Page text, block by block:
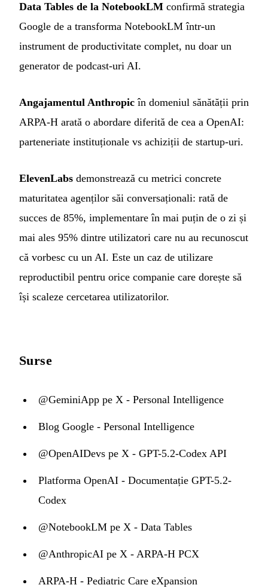
Data Tables de la NotebookLM confirmă strategia
Google de a transforma NotebookLM într-un
instrument de productivitate complet, nu doar un
generator de podcast-uri AI.
Angajamentul Anthropic în domeniul sănătății prin
ARPA-H arată o abordare diferită de cea a OpenAI:
parteneriate instituționale vs achiziții de startup-uri.
ElevenLabs demonstrează cu metrici concrete
maturitatea agenților săi conversaționali: rată de
succes de 85%, implementare în mai puțin de o zi și
mai ales 95% dintre utilizatori care nu au recunoscut
că vorbesc cu un AI. Este un caz de utilizare
reproductibil pentru orice companie care dorește să
își scaleze cercetarea utilizatorilor.
Surse
@GeminiApp pe X - Personal Intelligence
Blog Google - Personal Intelligence
@OpenAIDevs pe X - GPT-5.2-Codex API
Platforma OpenAI - Documentație GPT-5.2-
Codex
@NotebookLM pe X - Data Tables
@AnthropicAI pe X - ARPA-H PCX
ARPA-H - Pediatric Care eXpansion